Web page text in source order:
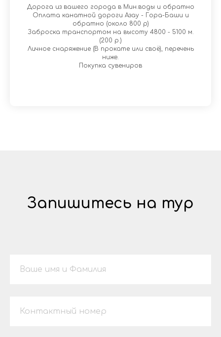
Дорога из вашего города в Мин.воды и обратно
Оплата канатной дороги Азау - Гора-Баши и
обратно (около 800 р)
Заброска транспортом на высоту 4800 - 5100 м.
(200 р.)
Личное снаряжение (В прокате или своё), перечень
ниже.
Покупка сувениров
Запишитесь на тур
Ваше имя и Фамилия
Контактный номер